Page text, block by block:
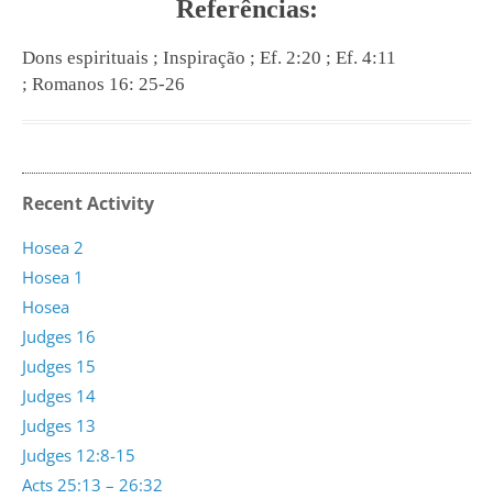
Referências:
Dons espirituais ; Inspiração ; Ef. 2:20 ; Ef. 4:11
; Romanos 16: 25-26
Recent Activity
Acts 25:13 – 26:32
Judges 12:8-15
Judges 13
Judges 14
Judges 15
Judges 16
Hosea
Hosea 1
Hosea 2